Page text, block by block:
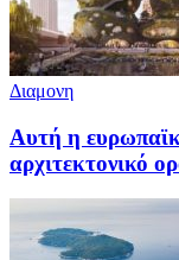
Διαμονη
Αυτή η
αρχιτεκτονικό